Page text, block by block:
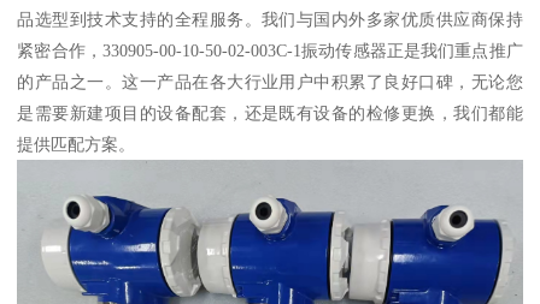
品选型到技术支持的全程服务。我们与国内外多家优质供应商保持
紧密合作，330905-00-10-50-02-003C-1振动传感器正是我们重点推广
的产品之一。这一产品在各大行业用户中积累了良好口碑，无论您
是需要新建项目的设备配套，还是既有设备的检修更换，我们都能
提供匹配方案。